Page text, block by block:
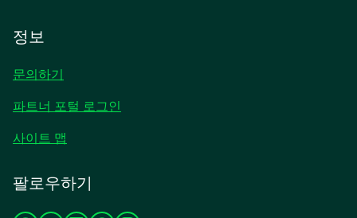
정보
문의하기
파트너 포털 로그인
사이트 맵
팔로우하기